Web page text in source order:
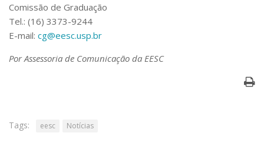
Assessorias e Mídias
Aplicativos e Sites
Jornal da USP
Defesa de Teses
Comissão de Graduação
Tel.: (16) 3373-9244
E-mail: cg@eesc.usp.br
Por Assessoria de Comunicação da EESC
Tags: eesc Notícias